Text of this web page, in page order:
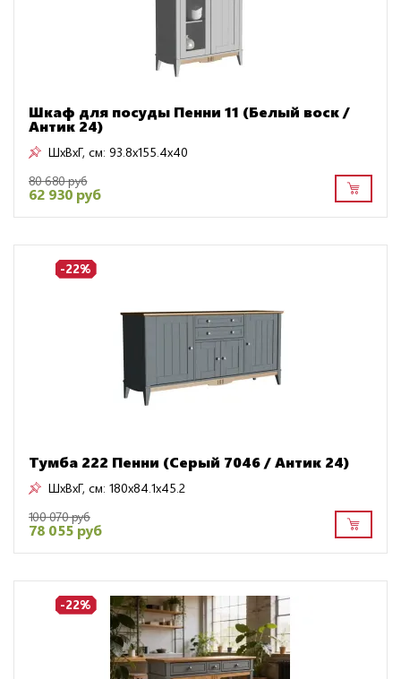
Шкаф для посуды Пенни 11 (Белый воск /
Антик 24)
ШxВxГ, см: 93.8x155.4x40
80 680 руб
62 930 руб
-22%
Тумба 222 Пенни (Серый 7046 / Антик 24)
ШxВxГ, см: 180x84.1x45.2
100 070 руб
78 055 руб
-22%